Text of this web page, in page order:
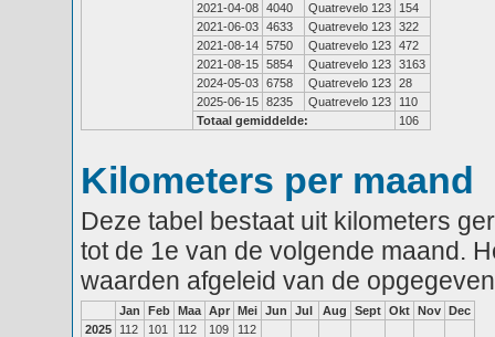
2021-04-08 4040 Quatrevelo 123
154
2021-06-03 4633 Quatrevelo 123 322
2021-08-14 5750 Quatrevelo 123 472
2021-08-15 5854 Quatrevelo 123 3163
2024-05-03 6758 Quatrevelo 123 28
2025-06-15 8235 Quatrevelo 123
110
Totaal gemiddelde:
106
Kilometers per maand
Deze tabel bestaat uit kilometers
tot de 1e van de volgende maand.
waarden afgeleid van de
Jan Feb Maa Apr Mei Jun Jul Aug Sept Okt Nov Dec
2025
112 101 112 109
112